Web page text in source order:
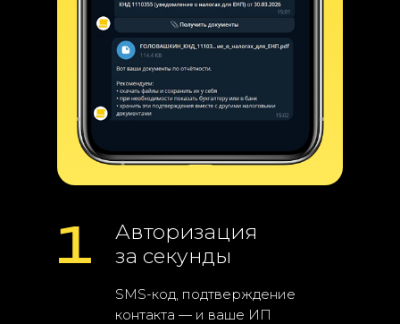
1
SMS-код, подтверждение
контакта — и ваше ИП
Авторизация
за секунды